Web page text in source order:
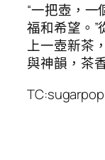
“一把壺，
福和希望。
上一壺新茶
與神韻，茶